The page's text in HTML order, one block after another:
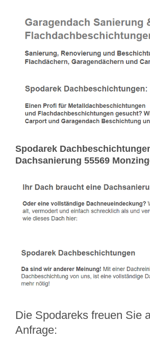
Spodarek
Dachsanierung 55569
Die Spodareks freuen Sie
Anfrage: